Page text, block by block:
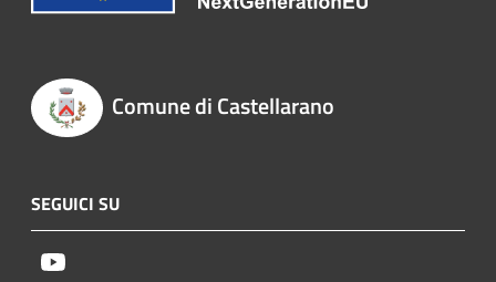
Comune di Castellarano
SEGUICI SU